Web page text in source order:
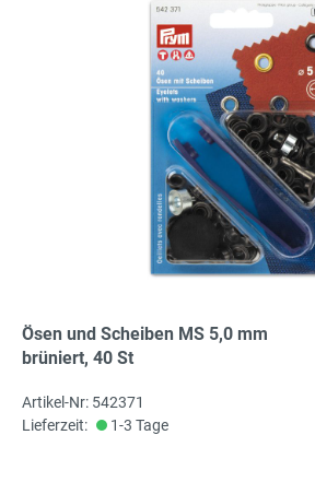
Ösen und Scheiben MS 5,0 mm
brüniert, 40 St
Artikel-Nr: 542371
Lieferzeit:
1-3 Tage